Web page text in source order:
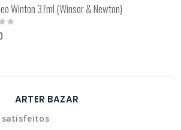
Winton 37ml (Winsor & Newton)
ARTER BAZAR
satisfeitos